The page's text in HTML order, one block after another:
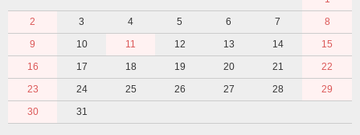
2
3 4 5 6 7
8
9
10 11 12 13 14
15
16
17 18 19 20 21
22
23
24 25 26 27 28
29
30
31